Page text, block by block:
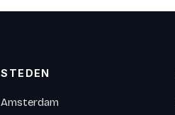
STEDEN
Amsterdam